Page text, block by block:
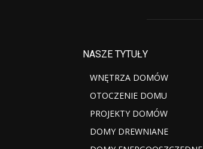
NASZE TYTUŁY
WNĘTRZA DOMÓW
OTOCZENIE DOMU
PROJEKTY DOMÓW
DOMY DREWNIANE